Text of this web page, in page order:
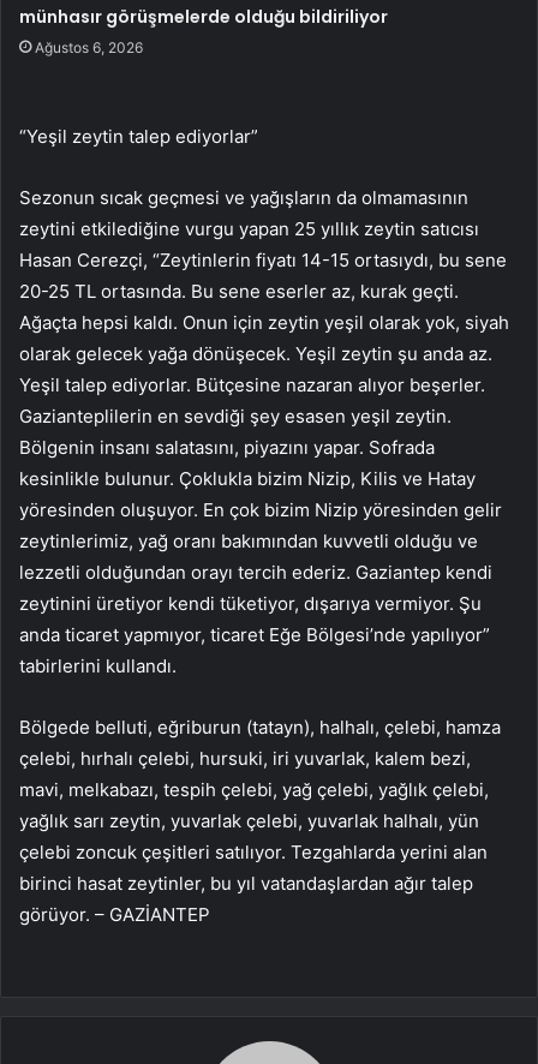
münhasır görüşmelerde olduğu bildiriliyor
Ağustos 6, 2026
“Yeşil zeytin talep ediyorlar”
Sezonun sıcak geçmesi ve yağışların da olmamasının
zeytini etkilediğine vurgu yapan 25 yıllık zeytin satıcısı
Hasan Cerezçi, “Zeytinlerin fiyatı 14-15 ortasıydı, bu sene
20-25 TL ortasında. Bu sene eserler az, kurak geçti.
Ağaçta hepsi kaldı. Onun için zeytin yeşil olarak yok, siyah
olarak gelecek yağa dönüşecek. Yeşil zeytin şu anda az.
Yeşil talep ediyorlar. Bütçesine nazaran alıyor beşerler.
Gazianteplilerin en sevdiği şey esasen yeşil zeytin.
Bölgenin insanı salatasını, piyazını yapar. Sofrada
kesinlikle bulunur. Çoklukla bizim Nizip, Kilis ve Hatay
yöresinden oluşuyor. En çok bizim Nizip yöresinden gelir
zeytinlerimiz, yağ oranı bakımından kuvvetli olduğu ve
lezzetli olduğundan orayı tercih ederiz. Gaziantep kendi
zeytinini üretiyor kendi tüketiyor, dışarıya vermiyor. Şu
anda ticaret yapmıyor, ticaret Eğe Bölgesi’nde yapılıyor”
tabirlerini kullandı.
Bölgede belluti, eğriburun (tatayn), halhalı, çelebi, hamza
çelebi, hırhalı çelebi, hursuki, iri yuvarlak, kalem bezi,
mavi, melkabazı, tespih çelebi, yağ çelebi, yağlık çelebi,
yağlık sarı zeytin, yuvarlak çelebi, yuvarlak halhalı, yün
çelebi zoncuk çeşitleri satılıyor. Tezgahlarda yerini alan
birinci hasat zeytinler, bu yıl vatandaşlardan ağır talep
görüyor. – GAZİANTEP